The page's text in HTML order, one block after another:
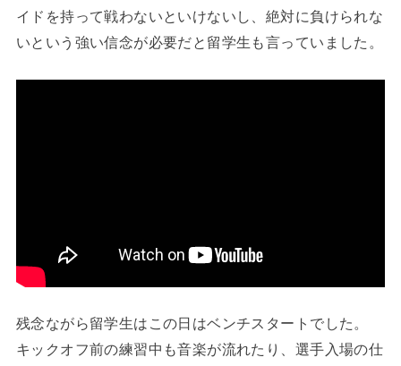
イドを持って戦わないといけないし、絶対に負けられな
いという強い信念が必要だと留学生も言っていました。
残念ながら留学生はこの日はベンチスタートでした。
キックオフ前の練習中も音楽が流れたり、選手入場の仕